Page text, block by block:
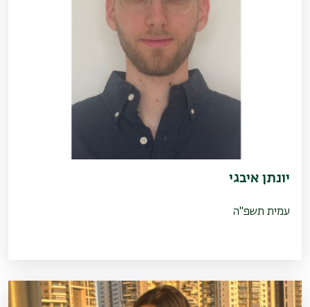
יונתן איבגי
עמית תשפ"ה